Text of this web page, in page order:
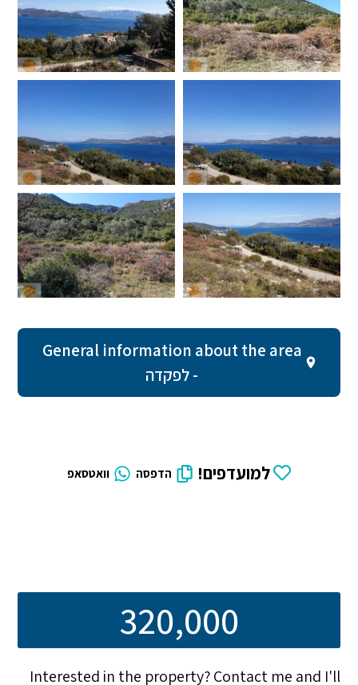
General information about the area
- לפקדה
למועדפים! הדפסה וואטסאפ
320,000
Interested in the property? Contact me and I'll